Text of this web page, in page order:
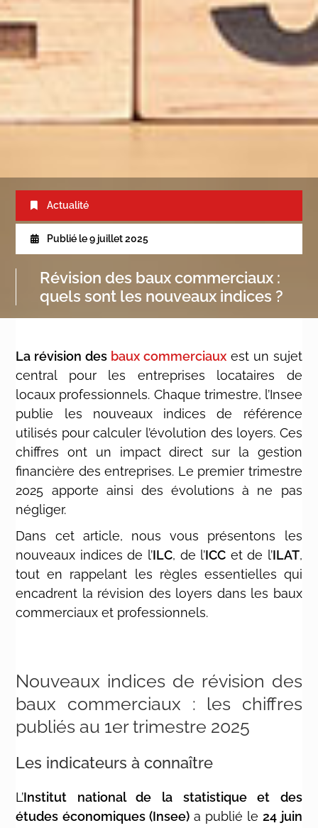
Actualité
Publié le 9 juillet 2025
Révision des baux commerciaux :
quels sont les nouveaux indices ?
La révision des baux commerciauxest un sujet
central pour les entreprises locataires de
locaux professionnels. Chaque trimestre, l’Insee
publie les nouveaux indices de référence
utilisés pour calculer l’évolution des loyers. Ces
chiffres ont un impact direct sur la gestion
financière des entreprises. Le premier trimestre
2025 apporte ainsi des évolutions à ne pas
négliger.
Dans cet article, nous vous présentons les
nouveaux indices de l’ILC, de l’ICC et de l’ILAT,
tout en rappelant les règles essentielles qui
encadrent la révision des loyers dans les baux
commerciaux et professionnels.
Nouveaux indices de révision des
baux commerciaux : les chiffres
publiés au 1er trimestre 2025
Les indicateurs à connaître
L’Institut national de la statistique et des
études économiques (Insee)a publié le24 juin